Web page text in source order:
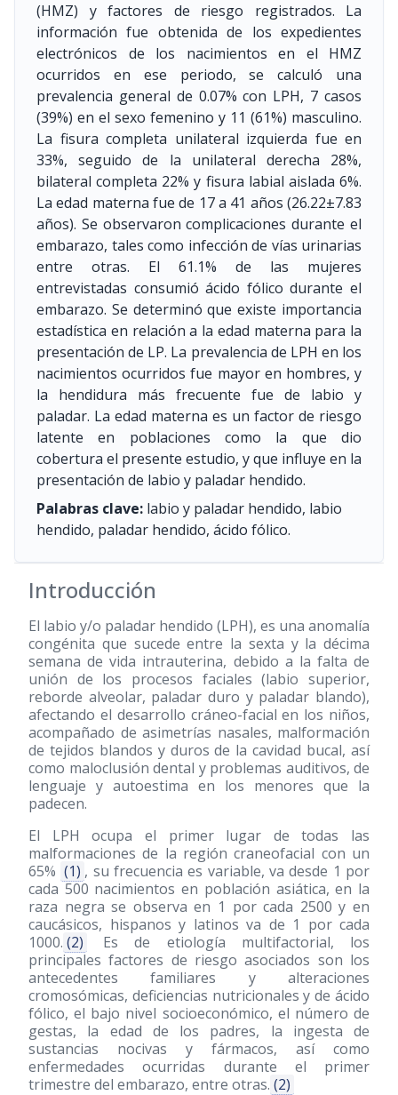
(HMZ) y factores de riesgo registrados. La
información fue obtenida de los expedientes
electrónicos de los nacimientos en el HMZ
ocurridos en ese periodo, se calculó una
prevalencia general de 0.07% con LPH, 7 casos
(39%) en el sexo femenino y 11 (61%) masculino.
La fisura completa unilateral izquierda fue en
33%, seguido de la unilateral derecha 28%,
bilateral completa 22% y fisura labial aislada 6%.
La edad materna fue de 17 a 41 años (26.22±7.83
años). Se observaron complicaciones durante el
embarazo, tales como infección de vías urinarias
entre otras. El 61.1% de las mujeres
entrevistadas consumió ácido fólico durante el
embarazo. Se determinó que existe importancia
estadística en relación a la edad materna para la
presentación de LP. La prevalencia de LPH en los
nacimientos ocurridos fue mayor en hombres, y
la hendidura más frecuente fue de labio y
paladar. La edad materna es un factor de riesgo
latente en poblaciones como la que dio
cobertura el presente estudio, y que influye en la
presentación de labio y paladar hendido.
Palabras clave: labio y paladar hendido, labio
hendido, paladar hendido, ácido fólico.
Introducción
El labio y/o paladar hendido (LPH), es una anomalía
congénita que sucede entre la sexta y la décima
semana de vida intrauterina, debido a la falta de
unión de los procesos faciales (labio superior,
reborde alveolar, paladar duro y paladar blando),
afectando el desarrollo cráneo-facial en los niños,
acompañado de asimetrías nasales, malformación
de tejidos blandos y duros de la cavidad bucal, así
como maloclusión dental y problemas auditivos, de
lenguaje y autoestima en los menores que la
padecen.
El LPH ocupa el primer lugar de todas las
malformaciones de la región craneofacial con un
65% (1) , su frecuencia es variable, va desde 1 por
cada 500 nacimientos en población asiática, en la
raza negra se observa en 1 por cada 2500 y en
caucásicos, hispanos y latinos va de 1 por cada
1000. (2)
Es de etiología multifactorial, los
principales factores de riesgo asociados son los
antecedentes familiares y alteraciones
cromosómicas, deficiencias nutricionales y de ácido
fólico, el bajo nivel socioeconómico, el número de
gestas, la edad de los padres, la ingesta de
sustancias nocivas y fármacos, así como
enfermedades ocurridas durante el primer
trimestre del embarazo, entre otras. (2)